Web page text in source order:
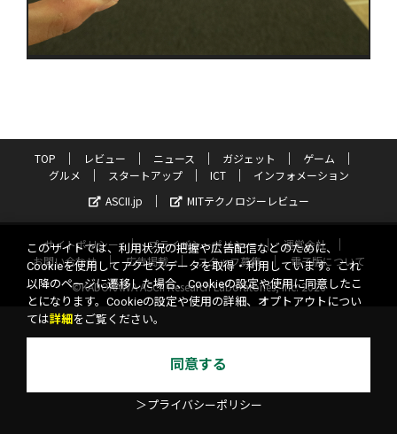
TOP レビュー ニュース ガジェット
ゲーム
グルメ
スタートアップ ICT
インフォメーション
ASCII.jp
MITテクノロジーレビュー
サイトポリシー プライバシーポリシー
運営会社
お問い合わせ
広告掲載 スタッフ募集
電子版について
©KADOKAWA ASCII Research Laboratories, Inc. 2026
このサイトでは、利用状況の把握や広告配信などのために、
Cookieを使用してアクセスデータを取得・利用しています。これ
以降のページに遷移した場合、Cookieの設定や使用に同意したこ
とになります。Cookieの設定や使用の詳細、オプトアウトについ
ては詳細 をご覧ください。
同意する
＞プライバシーポリシー